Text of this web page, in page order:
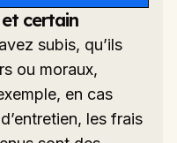
certain
subis, qu’ils
ou moraux,
en cas
les frais